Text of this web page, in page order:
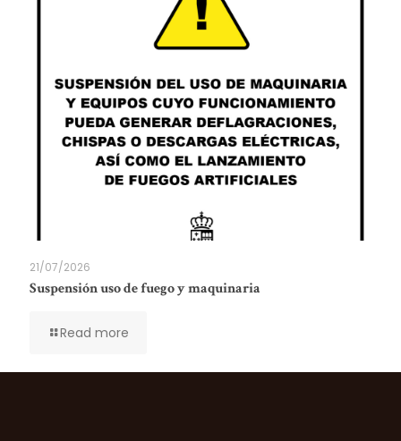
21/07/2026
Suspensión uso de fuego y maquinaria
Read more